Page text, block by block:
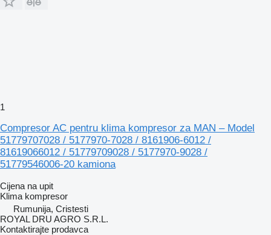
1
Compresor AC pentru klima kompresor za MAN – Model
51779707028 / 5177970-7028 / 8161906-6012 /
81619066012 / 51779709028 / 5177970-9028 /
51779546006-20 kamiona
Cijena na upit
Klima kompresor
Rumunija, Cristesti
ROYAL DRU AGRO S.R.L.
Kontaktirajte prodavca